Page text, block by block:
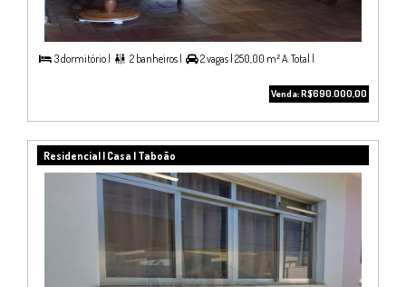
 3 dormitório |  2 banheiros | 2 vagas | 250,00 m² A. Total |
Venda: R$690.000,00
Residencial | Casa | Taboão